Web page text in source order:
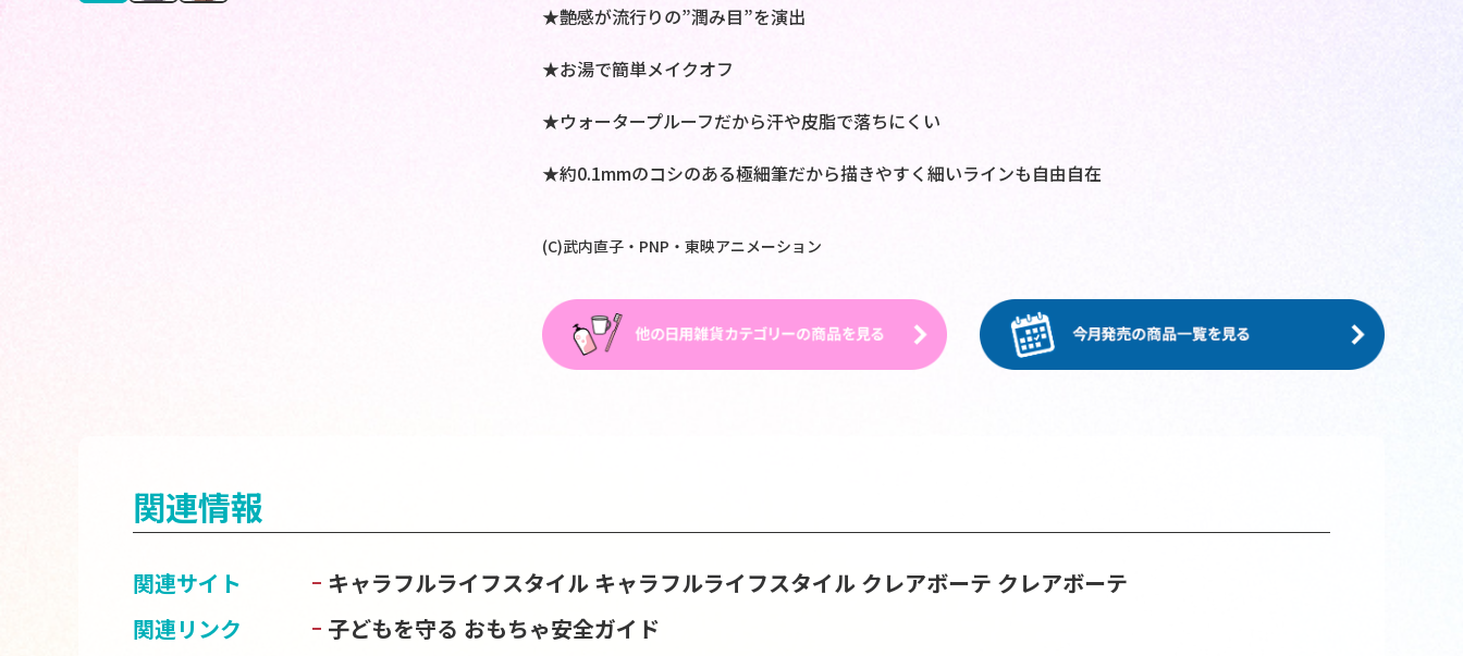
★艶感が流行りの”潤み目”を演出
★お湯で簡単メイクオフ
★ウォータープルーフだから汗や皮脂で落ちにくい
★約0.1mmのコシのある極細筆だから描きやすく細いラインも自由自在
(C)武内直子・PNP・東映アニメーション
関連情報
関連サイト キャラフルライフスタイル キャラフルライフスタイル クレアボーテ クレアボーテ
関連リンク
子どもを守る おもちゃ安全ガイド